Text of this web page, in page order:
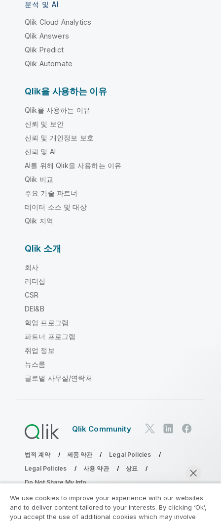
분석 및 AI
Qlik Cloud Analytics
Qlik Answers
Qlik Predict
Qlik Automate
Qlik을 사용하는 이유
Qlik을 사용하는 이유
신뢰 및 보안
신뢰 및 개인정보 보호
신뢰 및 AI
AI를 위해 Qlik을 사용하는 이유
Qlik 비교
주요 기술 파트너
데이터 소스 및 대상
Qlik 지역
Qlik 소개
회사
리더십
CSR
DEI&B
학업 프로그램
파트너 프로그램
취업 정보
뉴스룸
글로벌 사무실/연락처
Qlik Community
법적 계약 제품 약관
Legal Policies
Legal Policies
사용 약관
상표
Do Not Share My Info
Copyright © 1993-2026 QlikTech International AB. 무단 전재
및 복제를 금합니다.
We use cookies to improve your experience with our websites
and to deliver content tailored to your interests. By clicking ‘Ok’,
you accept the use of additional cookies which may involve